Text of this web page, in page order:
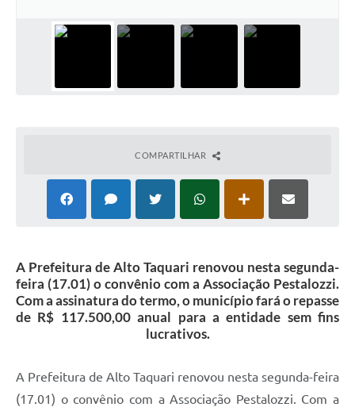
COMPARTILHAR
A Prefeitura de Alto Taquari renovou nesta segunda-
feira (17.01) o convênio com a Associação Pestalozzi.
Com a assinatura do termo, o município fará o repasse
de R$ 117.500,00 anual para a entidade sem fins
lucrativos.
A Prefeitura de Alto Taquari renovou nesta segunda-feira
(17.01) o convênio com a Associação Pestalozzi. Com a